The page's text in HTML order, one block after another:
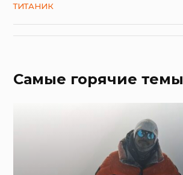
ТИТАНИК
Самые горячие темы